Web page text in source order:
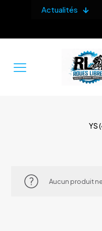
Actualités
YS
Aucun produit